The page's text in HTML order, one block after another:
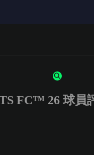
字 FC™ 26 球員